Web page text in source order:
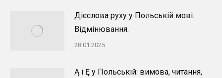
Дієслова руху у Польській мові.
Відмінювання.
28.01.2025
Ą і Ę у Польській: вимова, читання,